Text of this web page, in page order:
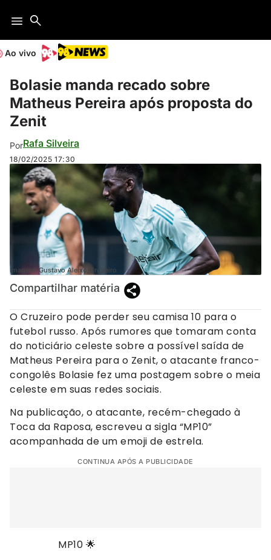
Ao vivo
Bolasie manda recado sobre
Matheus Pereira após proposta do
Zenit
PorRafa Silveira
18/02/2025 17:30
Imagem: Gustavo Aleixo/Cruzeiro
Compartilhar matéria
O Cruzeiro pode perder seu camisa 10 para o
futebol russo. Após rumores que tomaram conta
do noticiário celeste sobre a possível saída de
Matheus Pereira para o Zenit, o atacante franco-
congolês Bolasie fez uma postagem sobre o meia
celeste em suas redes sociais.
Na publicação, o atacante, recém-chegado à
Toca da Raposa, escreveu a sigla “MP10”
acompanhada de um emoji de estrela.
CONTINUA APÓS A PUBLICIDADE
MP10 🌟